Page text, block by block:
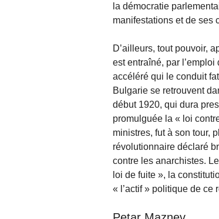
la démocratie
manifestations et de ses
D’ailleurs, tout pouvoir,
est entraîné, par
accéléré qui le conduit
Bulgarie se retrouvent
début 1920, qui dura
promulguée la « loi
ministres, fut à son tour,
révolutionnaire déclaré
contre les anarchistes.
loi de fuite », la
« l’actif » politique de ce